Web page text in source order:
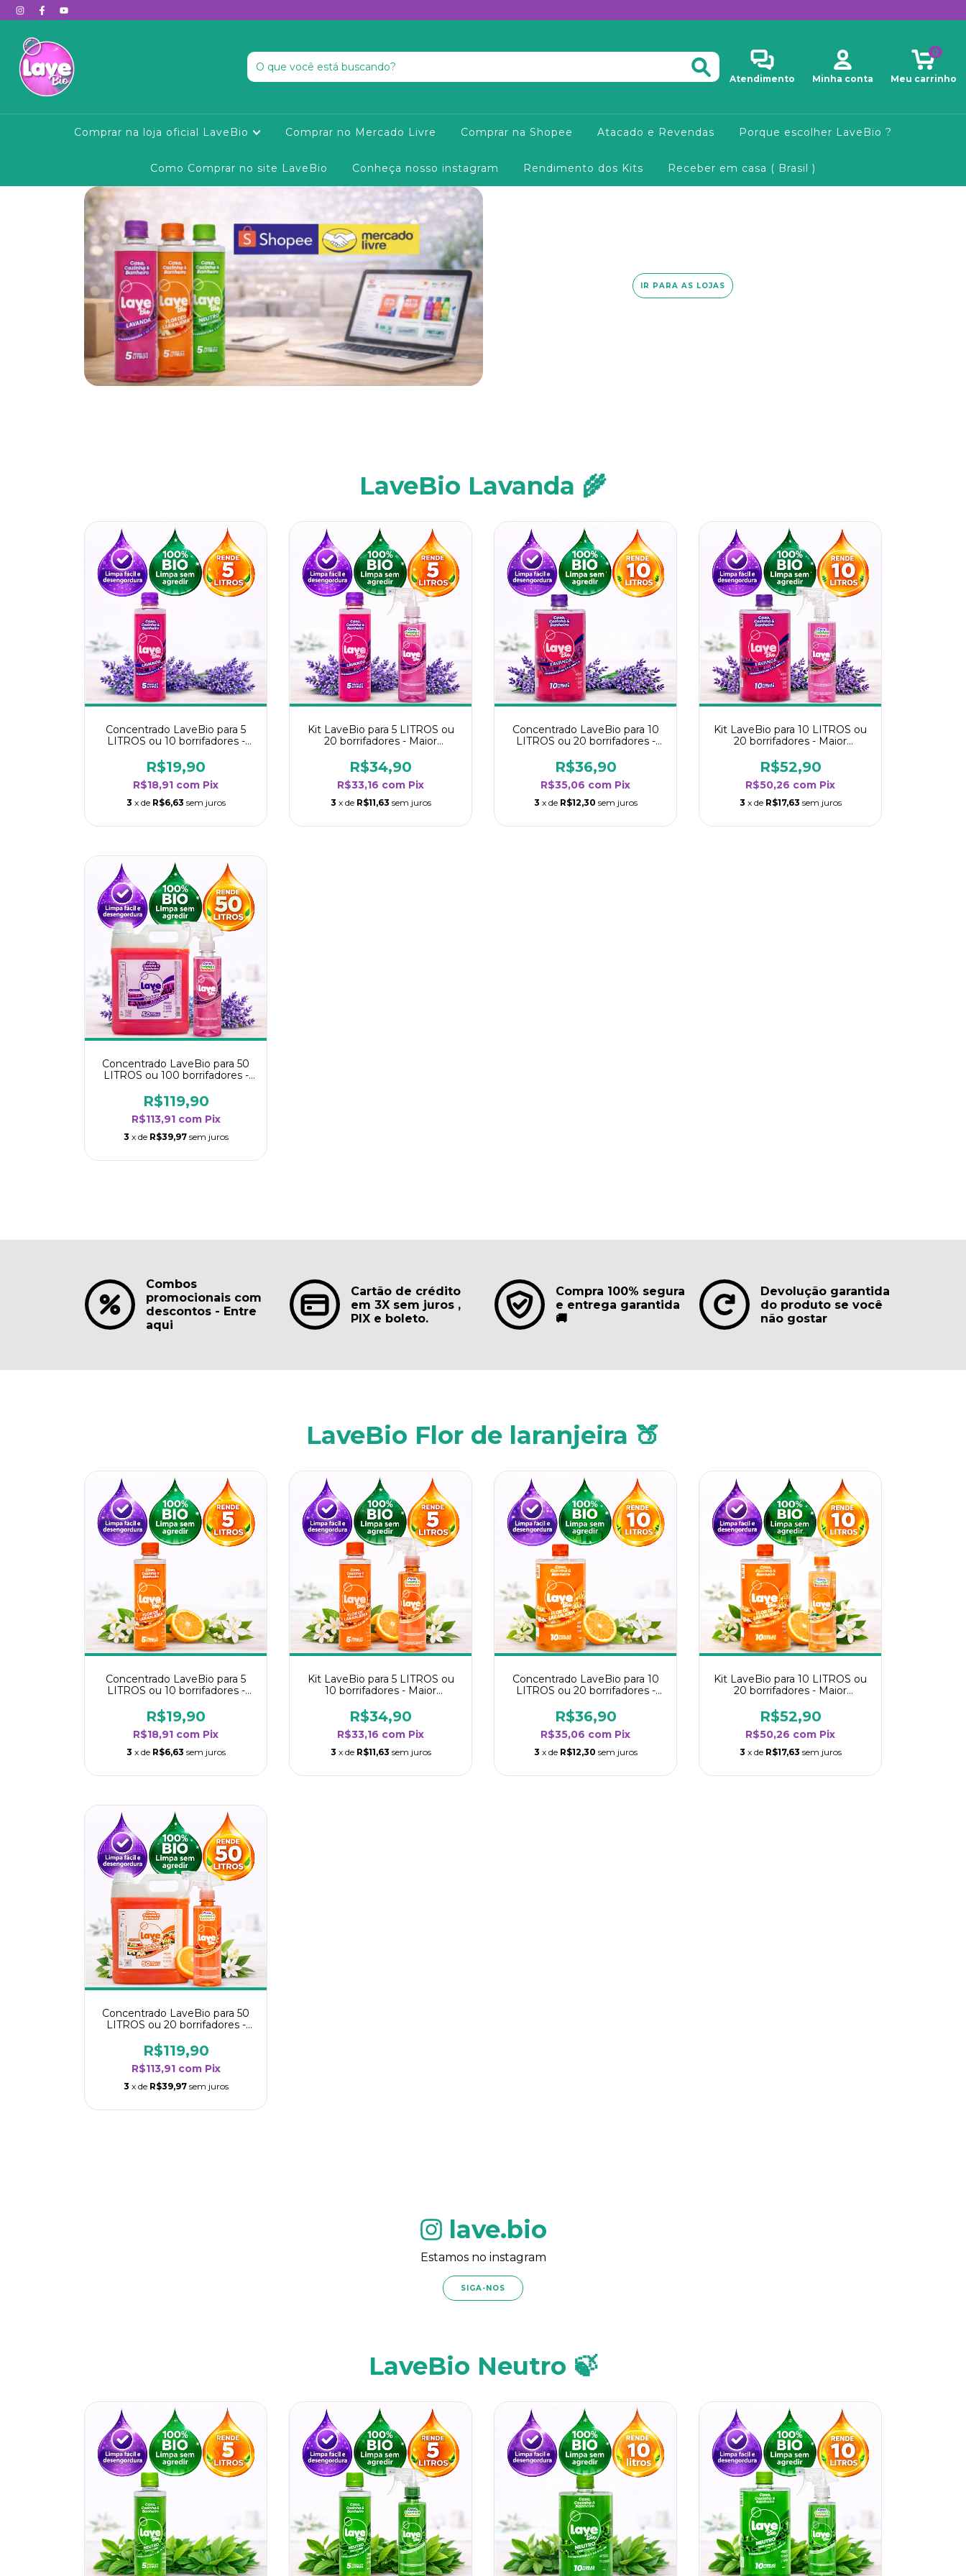
Atendimento Minha conta Meu carrinho
0
Comprar na loja oficial LaveBio Comprar no Mercado Livre Comprar na Shopee Atacado e Revendas Porque escolher LaveBio ?
Como Comprar no site LaveBio Conheça nosso instagram Rendimento dos Kits Receber em casa ( Brasil )
IR PARA AS LOJAS
LaveBio Lavanda 🌾
Concentrado LaveBio para 5
LITROS ou 10 borrifadores -
- Lavanda
R$19,90
R$18,91 com Pix
3 x de R$6,63 sem juros
Kit LaveBio para 5 LITROS ou
20 borrifadores - Maior
Lavanda
R$34,90
R$33,16 com Pix
3 x de R$11,63 sem juros
Concentrado LaveBio para 10
LITROS ou 20 borrifadores -
- Lavanda
R$36,90
R$35,06 com Pix
3 x de R$12,30 sem juros
Kit LaveBio para 10 LITROS ou
20 borrifadores - Maior
Lavanda
R$52,90
R$50,26 com Pix
3 x de R$17,63 sem juros
Concentrado LaveBio para 50
LITROS ou 100 borrifadores -
- Lavanda
R$119,90
R$113,91 com Pix
3 x de R$39,97 sem juros
Combos
promocionais com
descontos - Entre
aqui
Cartão de crédito
em 3X sem juros ,
PIX e boleto.
Compra 100% segura
e entrega garantida
🚚
Devolução garantida
do produto se você
não gostar
LaveBio Flor de laranjeira 🍑
Concentrado LaveBio para 5
LITROS ou 10 borrifadores -
- Flor de Laranjeira
R$19,90
R$18,91 com Pix
3 x de R$6,63 sem juros
Kit LaveBio para 5 LITROS ou
10 borrifadores - Maior
de Laranjeira
R$34,90
R$33,16 com Pix
3 x de R$11,63 sem juros
Concentrado LaveBio para 10
LITROS ou 20 borrifadores -
- Flor de Laranjeira
R$36,90
R$35,06 com Pix
3 x de R$12,30 sem juros
Kit LaveBio para 10 LITROS ou
20 borrifadores - Maior
de Laranjeira
R$52,90
R$50,26 com Pix
3 x de R$17,63 sem juros
Concentrado LaveBio para 50
LITROS ou 20 borrifadores -
- Flor de Laranjeira
R$119,90
R$113,91 com Pix
3 x de R$39,97 sem juros
lave.bio
Estamos no instagram
SIGA-NOS
LaveBio Neutro 🍃